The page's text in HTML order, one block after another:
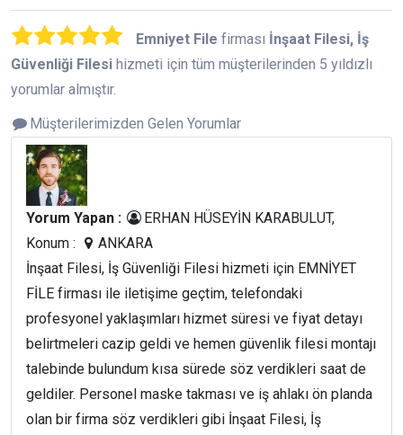
Emniyet File firması İnşaat Filesi, İş
Güvenliği Filesi hizmeti için tüm müşterilerinden 5 yıldızlı
yorumlar almıştır.
Müşterilerimizden Gelen Yorumlar
Yorum Yapan :
ERHAN HÜSEYİN KARABULUT,
Konum :
ANKARA
İnşaat Filesi, İş Güvenliği Filesi hizmeti için EMNİYET
FİLE firması ile iletişime geçtim, telefondaki
profesyonel yaklaşımları hizmet süresi ve fiyat detayı
belirtmeleri cazip geldi ve hemen güvenlik filesi montajı
talebinde bulundum kısa sürede söz verdikleri saat de
geldiler. Personel maske takması ve iş ahlakı ön planda
olan bir firma söz verdikleri gibi İnşaat Filesi, İş